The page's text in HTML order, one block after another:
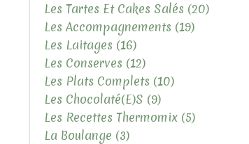
Les Tartes Et Cakes Salés (20)
Les Accompagnements (19)
Les Laitages (16)
Les Conserves (12)
Les Plats Complets (10)
Les Chocolaté(e)s (9)
Les Recettes Thermomix (5)
La Boulange (3)